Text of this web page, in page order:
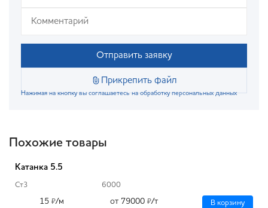
Отправить заявку
Прикрепить файл
Нажимая на кнопку вы соглашаетесь на обработку персональных данных
Похожие товары
Катанка 5.5
Ст3 6000
15 ₽/м от 79000 ₽/т В корзину